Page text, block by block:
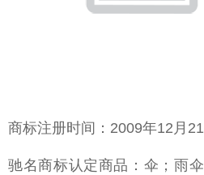
商标注册时间：2009年12月21
驰名商标认定商品：伞；雨